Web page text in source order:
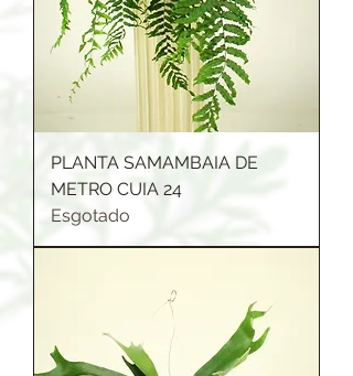
PLANTA SAMAMBAIA DE
METRO CUIA 24
Esgotado